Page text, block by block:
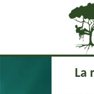
La